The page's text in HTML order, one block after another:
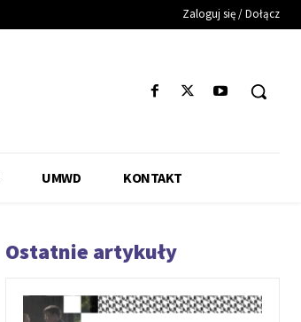
Zaloguj się / Dołącz
UMWD KONTAKT
Ostatnie artykuły